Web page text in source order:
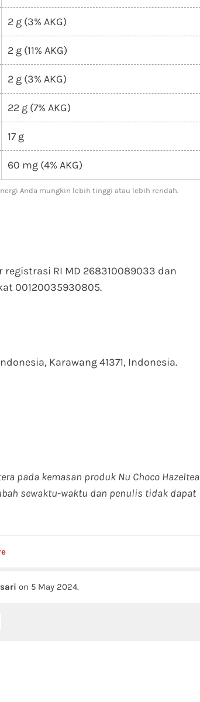
2 g (3% AKG)
2 g (11% AKG)
2 g (3% AKG)
22 g (7% AKG)
17 g
60 mg (4% AKG)
Anda mungkin lebih tinggi atau lebih rendah.
RI MD 268310089033 dan
00120035930805.
Karawang 41371, Indonesia.
pada kemasan produk Nu Choco Hazeltea
sewaktu-waktu dan penulis tidak dapat
on 5 May 2024.